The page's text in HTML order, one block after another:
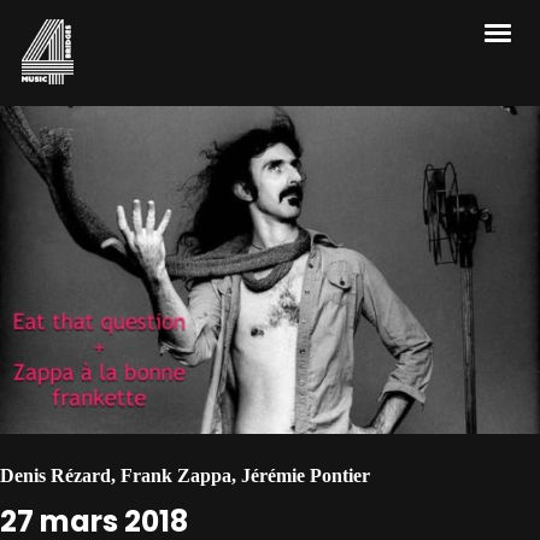
Denis Rézard, Frank Zappa, Jérémie Pontier
27 mars 2018